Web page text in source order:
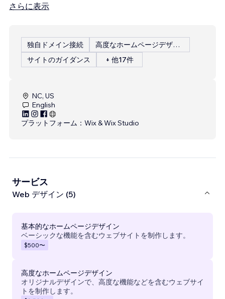
さらに表示
独自ドメイン接続
高度なホームページデザイン
サイトのガイダンス
+ 他17件
NC, US
English
プラットフォーム： Wix & Wix Studio
サービス
Web デザイン (5)
基本的なホームページデザイン
ベーシックな機能を含むウェブサイトを制作します。
$500〜
高度なホームページデザイン
オリジナルデザインで、高度な機能などを含むウェブサイ
トを制作します。